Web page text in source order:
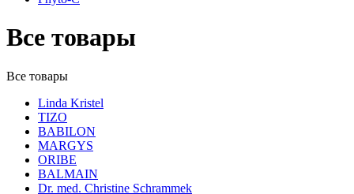
Все товары
Все товары
Linda Kristel
TIZO
BABILON
MARGYS
ORIBE
BALMAIN
Dr. med. Christine Schrammek